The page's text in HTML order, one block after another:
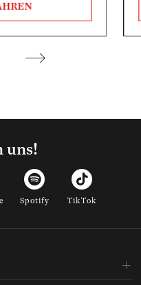
uns!
Spotify TikTok